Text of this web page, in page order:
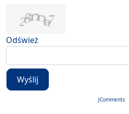
Odśwież
Wyślij
JComments